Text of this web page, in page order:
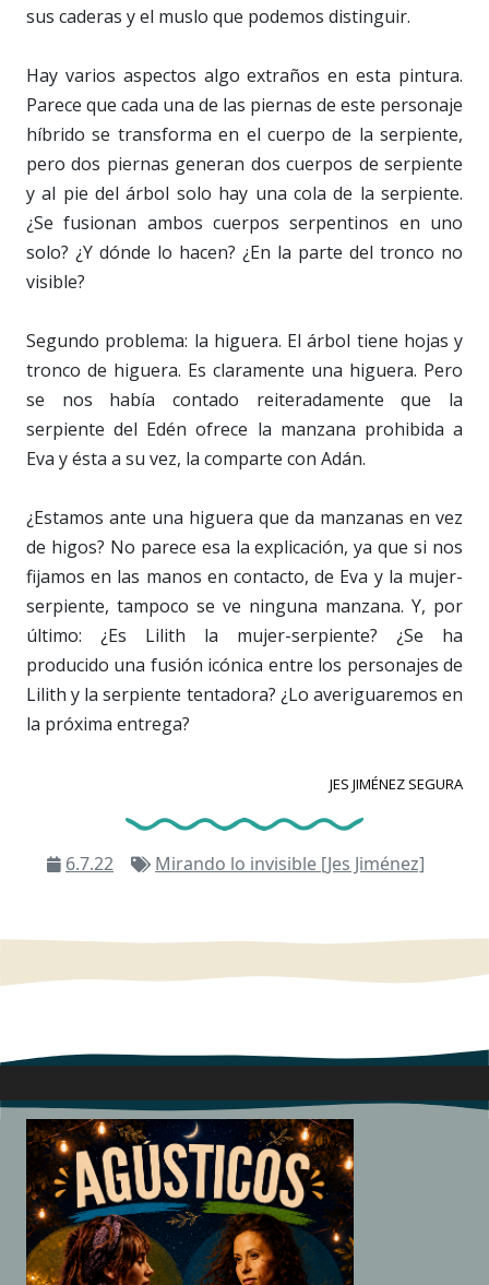
sus caderas y el muslo que podemos distinguir.
Hay varios aspectos algo extraños en esta pintura.
Parece que cada una de las piernas de este personaje
híbrido se transforma en el cuerpo de la serpiente,
pero dos piernas generan dos cuerpos de serpiente
y al pie del árbol solo hay una cola de la serpiente.
¿Se fusionan ambos cuerpos serpentinos en uno
solo? ¿Y dónde lo hacen? ¿En la parte del tronco no
visible?
Segundo problema: la higuera. El árbol tiene hojas y
tronco de higuera. Es claramente una higuera. Pero
se nos había contado reiteradamente que la
serpiente del Edén ofrece la manzana prohibida a
Eva y ésta a su vez, la comparte con Adán.
¿Estamos ante una higuera que da manzanas en vez
de higos? No parece esa la explicación, ya que si nos
fijamos en las manos en contacto, de Eva y la mujer-
serpiente, tampoco se ve ninguna manzana. Y, por
último: ¿Es Lilith la mujer-serpiente? ¿Se ha
producido una fusión icónica entre los personajes de
Lilith y la serpiente tentadora? ¿Lo averiguaremos en
la próxima entrega?
JES JIMÉNEZ SEGURA
6.7.22 Mirando lo invisible [Jes Jiménez]